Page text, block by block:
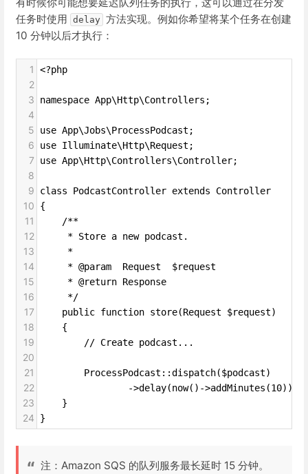
任务时使用 delay 方法实现。例如你希望将某个任务在创建
10 分钟以后才执行：
1 <?php
2
3
namespace App\Http\Controllers;
4
5
use App\Jobs\ProcessPodcast;
6 use Illuminate\Http\Request;
7 use App\Http\Controllers\Controller;
8
9
class PodcastController extends Controller
10 {
11
    /**
12
     * Store a new podcast.
13
     *
14
     * @param  Request  $request
15
     * @return Response
16
     */
17
    public function store(Request $request)
18
    {
19
        // Create podcast...
20
21
        ProcessPodcast::dispatch($podcast)
22
                ->delay(now()->addMinutes(10));
23
    }
24 }
注：Amazon SQS 的队列服务最长延时 15 分钟。